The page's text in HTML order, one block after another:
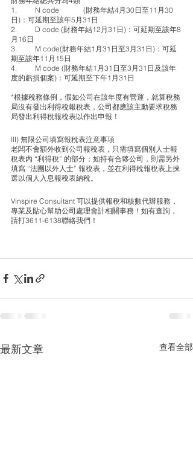
1.	N code	(財務年結4月30日至11月30
日)：可延期至該年5月31日
2.	D code (財務年結12月31日)：可延期至該年8
月16日
3.	M code(財務年結1月31日至3月31日)：可延
期至該年11月15日
4.	M code (財務年結1月31日至3月31日及該年
度的虧損個案)：可延期至下年1月31日
*根據稅務條例，假如公司在該年度有營運，就算稅務
局沒有發出利得稅報稅表，公司都應該主動要求稅務
局發出利得稅報稅表以作出申報！
III) 無限公司填寫報稅表注意事項
老闆不會額外收到公司報稅表，只需填寫個別人士報
稅表內 “利得稅” 的部分；如持有合夥公司，則需另外
填寫 “法團以外人士” 報稅表，並在利得稅報稅表上揀
選以個人入息報稅表納稅。
Vinspire Consultant 可以提供報稅和核數代辦服務，
專業及貼心幫助公司處理會計相關事務！如有查詢，
請打3611-6138聯絡我們！
最新文章 查看全部